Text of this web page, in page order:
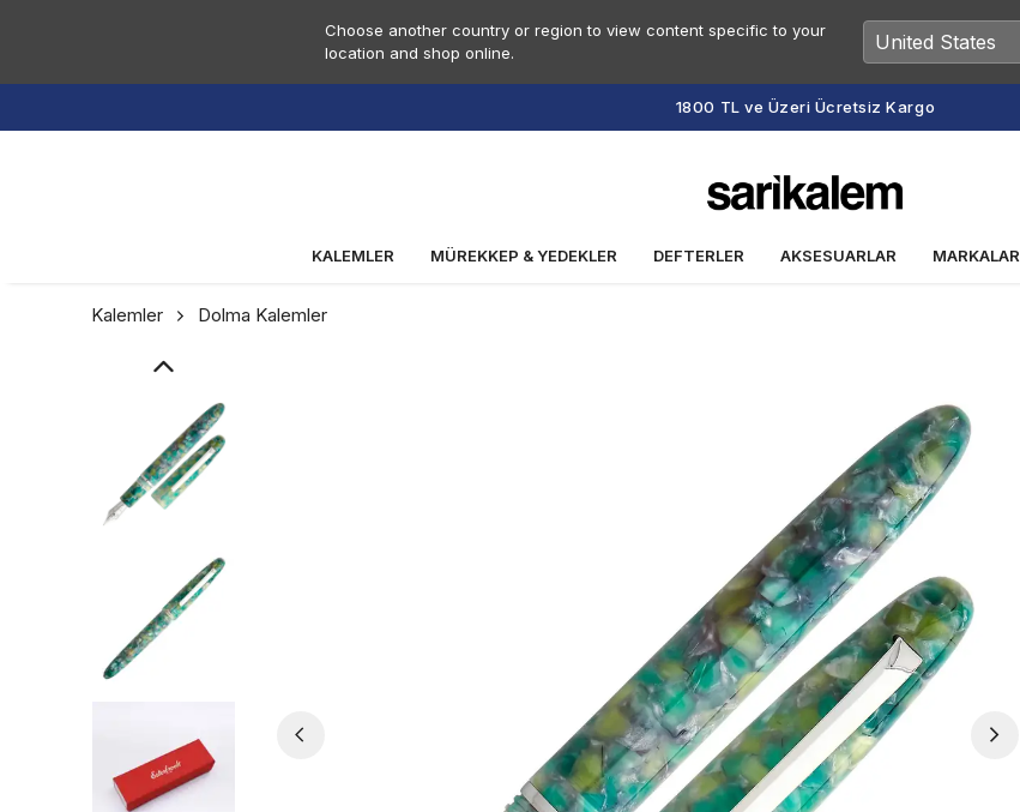
Choose another country or region to view content specific to your
location and shop online.
Vade Farksız 2 veya 3 Taksit Fırsatı
KALEMLER MÜREKKEP & YEDEKLER DEFTERLER AKSESUARLAR MARKALAR
Kalemler Dolma Kalemler